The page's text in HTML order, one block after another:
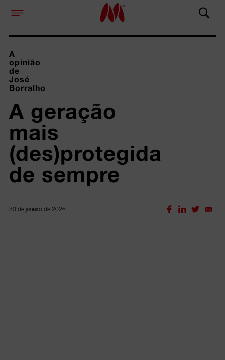
A
opinião
de
José
Borralho
A geração
mais
(des)protegida
de sempre
30 de janeiro de 2026